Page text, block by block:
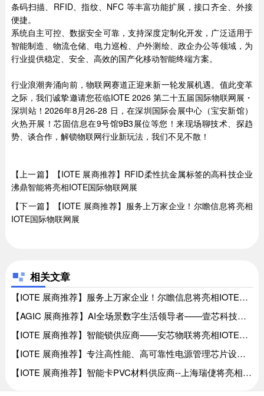
条码扫描、RFID、指纹、NFC 等丰富功能扩展，接口齐全、外接
便捷。
系统自主可控、数据安全可靠，支持深度定制化开发，广泛适用于
智能制造、物流仓储、电力巡检、户外测绘、政企办公等领域，为
行业提供稳定、安全、高效的国产化移动智能终端方案。
行业浪潮奔涌向前，物联网赛道正迎来新一轮发展机遇。值此变革
之际，我们诚挚邀请您莅临IOTE 2026 第二十五届国际物联网展・
深圳站！2026年8月26-28 日，在深圳国际会展中心（宝安新馆）
火热开展！芯固信息在9号馆9B3展位等您！来现场聊技术、探趋
势、谈合作，解锁物联网行业新玩法，我们不见不散！
【上一篇】【IOTE 展商推荐】RFID柔性抗金属标签的高科技企业
沸鼎智能将亮相IOTE国际物联网展
【下一篇】【IOTE 展商推荐】服务上万家企业！尔瞻信息将亮相
IOTE国际物联网展
相关文章
【IOTE 展商推荐】服务上万家企业！尔瞻信息将亮相IOTE国际物联网展、【IOTE 展商推荐】服务上万家企业！尔瞻信息将亮相IOTE国际物联网展
【AGIC 展商推荐】AI全场景数字生活领导者——壹芯科技将亮相IOTE国际物联网展、【AGIC 展商推荐】AI全场景数字生活领导者——壹芯科技将亮相IOTE国际物联网展
【IOTE 展商推荐】智能锁供应商——安芯物联将亮相IOTE国际物联网展、【IOTE 展商推荐】智能锁供应商——安芯物联将亮相IOTE国际物联网展
【IOTE 展商推荐】专注高性能、高可靠性电源管理芯片设计企业——裕芯电子将亮相IOTE2026国际物联网展、【IOTE 展商推荐】专注高性能、高可靠性电源管理芯片设计企业——裕芯电子将亮相IOTE2026国际物联网展
【IOTE 展商推荐】智能卡PVC材料供应商--上海瑞倢将亮相IOTE国际物联网展、【IOTE 展商推荐】智能卡PVC材料供应商--上海瑞倢将亮相IOTE国际物联网展